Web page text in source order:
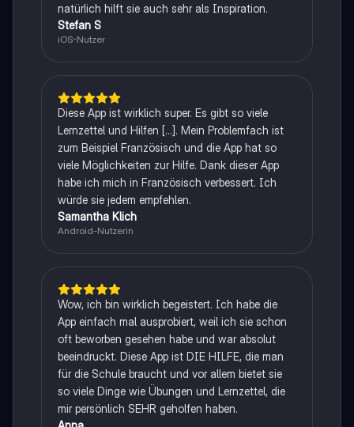
natürlich hilft sie auch sehr als Inspiration.
Stefan S
iOS-Nutzer
Diese App ist wirklich super. Es gibt so viele
Lernzettel und Hilfen [...]. Mein Problemfach ist
zum Beispiel Französisch und die App hat so
viele Möglichkeiten zur Hilfe. Dank dieser App
habe ich mich in Französisch verbessert. Ich
würde sie jedem empfehlen.
Samantha Klich
Android-Nutzerin
Wow, ich bin wirklich begeistert. Ich habe die
App einfach mal ausprobiert, weil ich sie schon
oft beworben gesehen habe und war absolut
beeindruckt. Diese App ist DIE HILFE, die man
für die Schule braucht und vor allem bietet sie
so viele Dinge wie Übungen und Lernzettel, die
mir persönlich SEHR geholfen haben.